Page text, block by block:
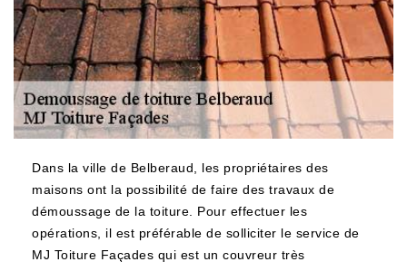
Dans la ville de Belberaud, les propriétaires des
maisons ont la possibilité de faire des travaux de
démoussage de la toiture. Pour effectuer les
opérations, il est préférable de solliciter le service de
MJ Toiture Façades qui est un couvreur très